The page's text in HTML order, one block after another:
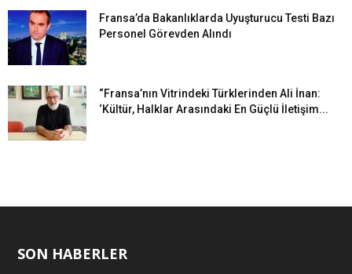
Fransa’da Bakanlıklarda Uyuşturucu Testi Bazı
Personel Görevden Alındı
“Fransa’nın Vitrindeki Türklerinden Ali İnan:
‘Kültür, Halklar Arasındaki En Güçlü İletişim...
SON HABERLER